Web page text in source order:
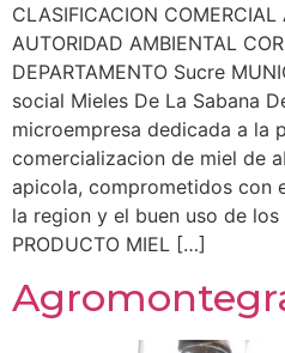
CLASIFICACION
AUTORIDAD AMBIENTAL
DEPARTAMENTO Sucre
social Mieles De La Sabana
microempresa dedicada a la
comercializacion de miel de
apicola, comprometidos con
la region y el buen uso de
PRODUCTO MIEL […]